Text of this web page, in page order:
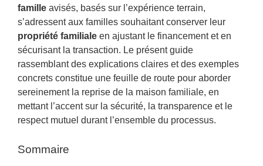
famille avisés, basés sur l’expérience terrain,
s’adressent aux familles souhaitant conserver leur
propriété familiale en ajustant le financement et en
sécurisant la transaction. Le présent guide
rassemblant des explications claires et des exemples
concrets constitue une feuille de route pour aborder
sereinement la reprise de la maison familiale, en
mettant l’accent sur la sécurité, la transparence et le
respect mutuel durant l’ensemble du processus.
Sommaire